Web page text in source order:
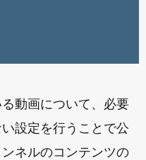
動画について、必要
設定を行うことで公
ネルのコンテンツの